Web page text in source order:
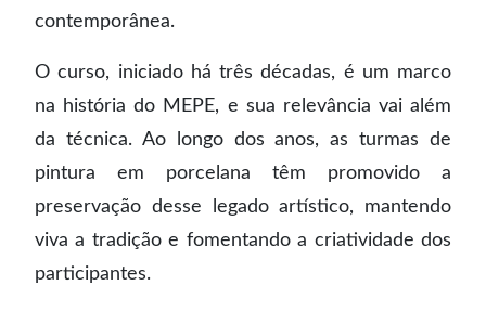
contemporânea.
O curso, iniciado há três décadas, é um marco
na história do MEPE, e sua relevância vai além
da técnica. Ao longo dos anos, as turmas de
pintura em porcelana têm promovido a
preservação desse legado artístico, mantendo
viva a tradição e fomentando a criatividade dos
participantes.